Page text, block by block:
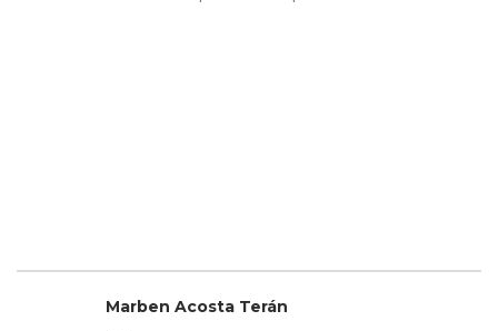
Marben Acosta Terán